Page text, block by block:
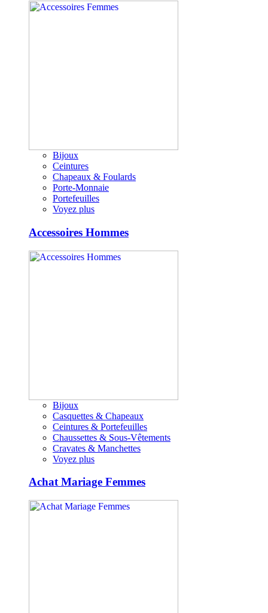
Bijoux
Ceintures
Chapeaux & Foulards
Porte-Monnaie
Portefeuilles
Voyez plus
Accessoires Hommes
Bijoux
Casquettes & Chapeaux
Ceintures & Portefeuilles
Chaussettes & Sous-Vêtements
Cravates & Manchettes
Voyez plus
Achat Mariage Femmes